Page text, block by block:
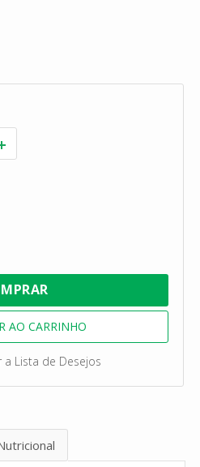
a Lista de Desejos